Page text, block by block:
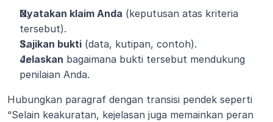
Nyatakan klaim Anda (keputusan atas kriteria
tersebut).
Sajikan bukti (data, kutipan, contoh).
Jelaskan bagaimana bukti tersebut mendukung
penilaian Anda.
Hubungkan paragraf dengan transisi pendek seperti
“Selain keakuratan, kejelasan juga memainkan peran